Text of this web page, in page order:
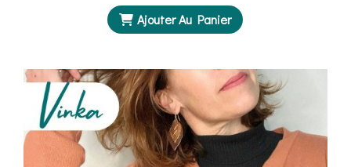
Ajouter Au Panier